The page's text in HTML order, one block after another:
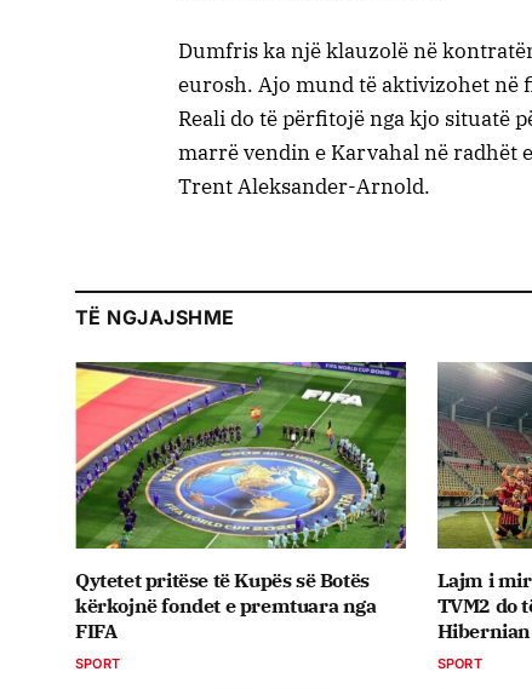
Dumfris ka një klauzolë në
eurosh. Ajo mund të aktivizohet
Reali do të përfitojë nga kjo situatë
marrë vendin e Karvahal në radhët
Trent Aleksander-Arnold.
TË NGJAJSHME
Qytetet pritëse të Kupës së Botës
kërkojnë fondet e premtuara nga
FIFA
SPORT
Lajm i
TVM2 do
SPORT